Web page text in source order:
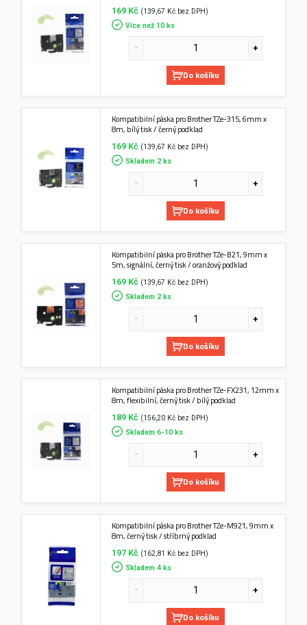
169 Kč (139,67 Kč bez DPH)
Více než 10 ks
Do košíku
Kompatibilní páska pro Brother TZe-315, 6mm x
8m, bílý tisk / černý podklad
169 Kč (139,67 Kč bez DPH)
Skladem 2 ks
Do košíku
Kompatibilní páska pro Brother TZe-B21, 9mm x
5m, signální, černý tisk / oranžový podklad
169 Kč (139,67 Kč bez DPH)
Skladem 2 ks
Do košíku
Kompatibilní páska pro Brother TZe-FX231, 12mm x
8m, flexibilní, černý tisk / bílý podklad
189 Kč (156,20 Kč bez DPH)
Skladem 6-10 ks
Do košíku
Kompatibilní páska pro Brother TZe-M921, 9mm x
8m, černý tisk / stříbrný podklad
197 Kč (162,81 Kč bez DPH)
Skladem 4 ks
Do košíku